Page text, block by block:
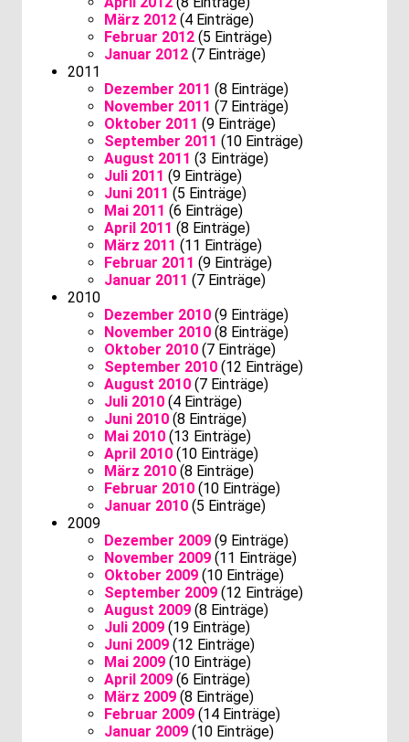
März 2012 (4 Einträge)
Februar 2012 (5 Einträge)
Januar 2012 (7 Einträge)
2011
Dezember 2011 (8 Einträge)
November 2011 (7 Einträge)
Oktober 2011 (9 Einträge)
September 2011 (10 Einträge)
August 2011 (3 Einträge)
Juli 2011 (9 Einträge)
Juni 2011 (5 Einträge)
Mai 2011 (6 Einträge)
April 2011 (8 Einträge)
März 2011 (11 Einträge)
Februar 2011 (9 Einträge)
Januar 2011 (7 Einträge)
2010
Dezember 2010 (9 Einträge)
November 2010 (8 Einträge)
Oktober 2010 (7 Einträge)
September 2010 (12 Einträge)
August 2010 (7 Einträge)
Juli 2010 (4 Einträge)
Juni 2010 (8 Einträge)
Mai 2010 (13 Einträge)
April 2010 (10 Einträge)
März 2010 (8 Einträge)
Februar 2010 (10 Einträge)
Januar 2010 (5 Einträge)
2009
Dezember 2009 (9 Einträge)
November 2009 (11 Einträge)
Oktober 2009 (10 Einträge)
September 2009 (12 Einträge)
August 2009 (8 Einträge)
Juli 2009 (19 Einträge)
Juni 2009 (12 Einträge)
Mai 2009 (10 Einträge)
April 2009 (6 Einträge)
März 2009 (8 Einträge)
Februar 2009 (14 Einträge)
Januar 2009 (10 Einträge)